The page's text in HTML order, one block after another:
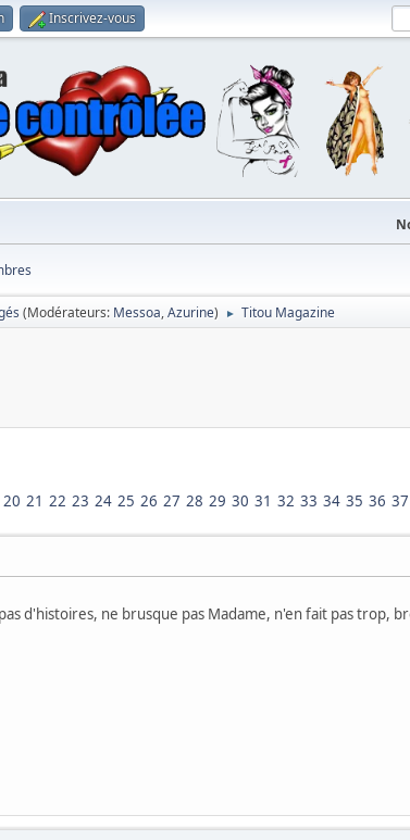
Inscrivez-vous
(Modérateurs: Messoa,Azurine) ► Titou Magazine
20 21 22 23 24 25 26 27 28 29 30 31 32 33 34 35 36 37
d'histoires, ne brusque pas Madame, n'en fait pas trop,